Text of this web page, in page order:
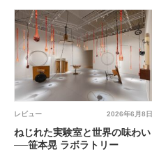
2026年6月8日
レビュー
ねじれた実験室と世界の味わい
──笹本晃 ラボラトリー